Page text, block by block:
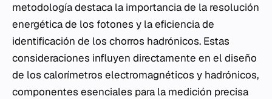
metodología destaca la importancia de la resolución
energética de los fotones y la eficiencia de
identificación de los chorros hadrónicos. Estas
consideraciones influyen directamente en el diseño
de los calorímetros electromagnéticos y hadrónicos,
componentes esenciales para la medición precisa